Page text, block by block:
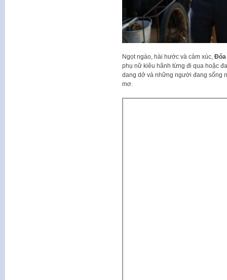
Ngọt ngào, hài hước và cảm xúc, Đóa
phụ nữ kiêu hãnh từng đi qua hoặc
dang dở và những người đang sống
mơ.